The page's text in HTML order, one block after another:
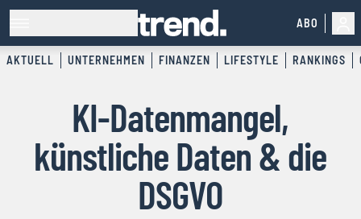
ABO
AKTUELL UNTERNEHMEN FINANZEN LIFESTYLE RANKINGS
KI-Datenmangel,
künstliche Daten & die
DSGVO